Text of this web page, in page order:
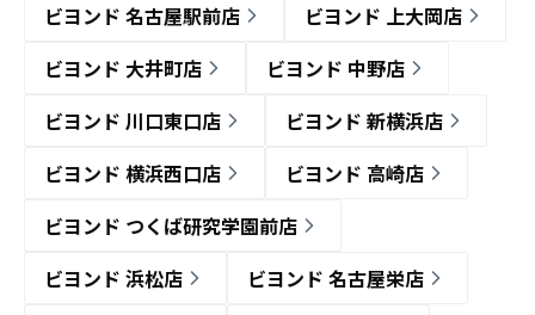
ビヨンド 名古屋駅前店
ビヨンド 上大岡店
ビヨンド 大井町店
ビヨンド 中野店
ビヨンド 川口東口店
ビヨンド 新横浜店
ビヨンド 横浜西口店
ビヨンド 高崎店
ビヨンド つくば研究学園前店
ビヨンド 浜松店
ビヨンド 名古屋栄店